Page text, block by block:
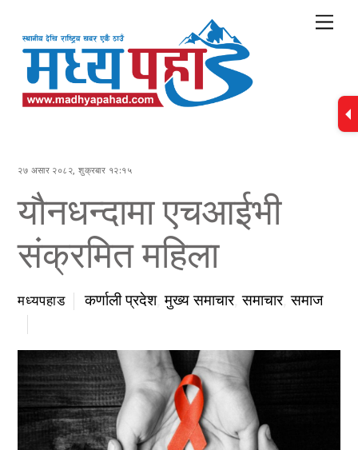
content
२७ असार २०८२, शुक्रबार १२:१५
यौनधन्दामा एचआईभी
संक्रमित महिला
मध्यपहाड कर्णाली प्रदेश,मुख्य समाचार,समाचार,समाज